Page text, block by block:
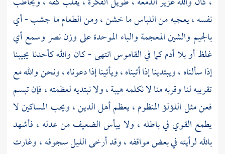
نفسه ، يعجبه من اللباس ما خشن ، ومن الطعام ما جشب - أي
بالجيم والشين المعجمة والباء الموحدة على وزن نصر وسمع أي
غلظ أو بلا أدم كما في القاموس انتهى - كان والله كأحدنا يجيبنا
إذا سألناه ، ويبتدينا إذا أتيناه ، ويأتينا إذا دعوناه ، ونحن والله مع
تقريبه لنا وقربه منا لا نكلمه هيبة ، ولا نبتديه لعظمته ، فإن تبسم
فعن مثل اللؤلؤ المنظوم ، يعظم أهل الدين ، ويحب المساكين لا
يطمع القوي في باطله ، ولا ييأس الضعيف من عدله ، فأشهد
بالله لرأيته في بعض مواقفه ، وقد أرخى الليل سجوفه ، وغارت